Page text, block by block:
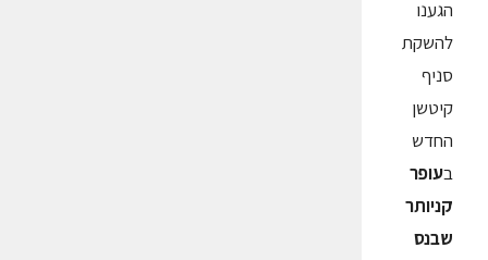
הגענו
להשקת
סניף
קיטשן
החדש
בעופר
קניותר
שבנס